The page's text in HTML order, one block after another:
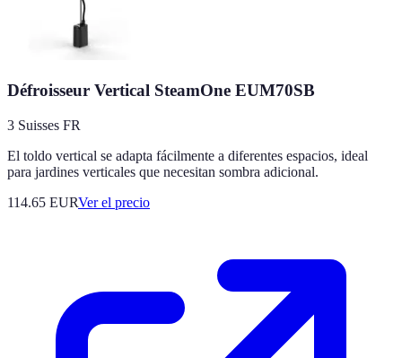
Défroisseur Vertical SteamOne EUM70SB
3 Suisses FR
El toldo vertical se adapta fácilmente a diferentes espacios, ideal
para jardines verticales que necesitan sombra adicional.
114.65 EURVer el precio